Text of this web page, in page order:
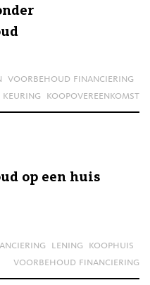
voorbehoud financiering
keuring
koopovereenkomst
op een huis
lening
koophuis
voorbehoud financiering